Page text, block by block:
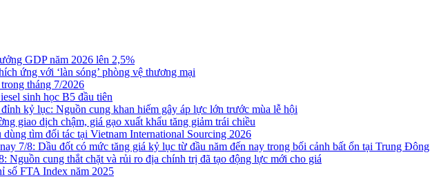
GDP năm 2026 lên 2,5%
ứng với ‘làn sóng’ phòng vệ thương mại
tháng 7/2026
sinh học B5 đầu tiên
kỷ lục: Nguồn cung khan hiếm gây áp lực lớn trước mùa lễ hội
giao dịch chậm, giá gạo xuất khẩu tăng giảm trái chiều
tìm đối tác tại Vietnam International Sourcing 2026
7/8: Dầu đốt có mức tăng giá kỷ lục từ đầu năm đến nay trong bối cảnh bất ổn tại Trung Đông
Nguồn cung thắt chặt và rủi ro địa chính trị đã tạo động lực mới cho giá
số FTA Index năm 2025